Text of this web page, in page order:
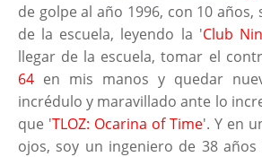
de golpe al año 1996, con 10
de la escuela, leyendo la 'Club
llegar de la escuela, tomar el
64 en mis manos y quedar
incrédulo y maravillado ante lo
que 'TLOZ: Ocarina of Time'. Y en
ojos, soy un ingeniero de 38